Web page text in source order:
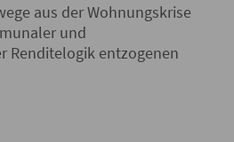
aus der Wohnungskrise
und
Renditelogik entzogenen